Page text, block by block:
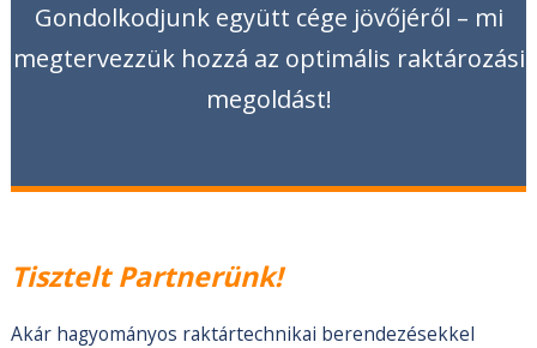
Gondolkodjunk együtt cége jövőjéről – mi
megtervezzük hozzá az optimális raktározási
megoldást!
Tisztelt Partnerünk!
Akár hagyományos raktártechnikai berendezésekkel